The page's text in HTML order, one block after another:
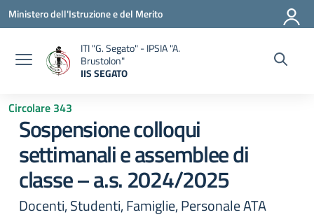
Vai ai contenuti
Vai al menu di navigazione
Vai al footer
Ministero dell'Istruzione e del Merito
ITI "G. Segato" - IPSIA "A.
Brustolon"
IIS SEGATO
Circolare 343
Sospensione colloqui
settimanali e assemblee di
classe – a.s. 2024/2025
Docenti, Studenti, Famiglie, Personale ATA